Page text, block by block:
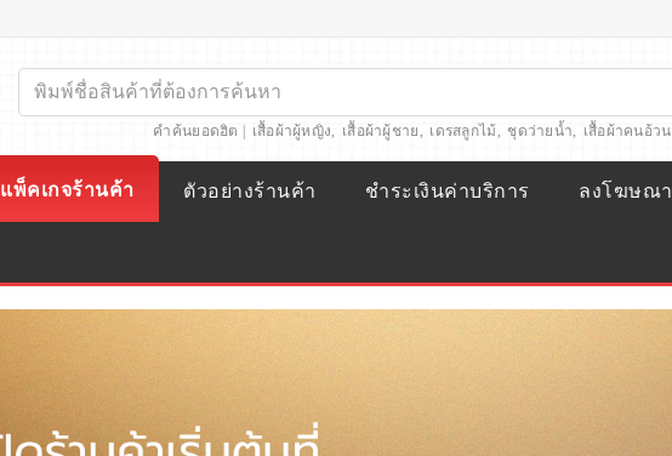
คำค้นยอดฮิต | เสื้อผ้าผู้หญิง, เสื้อผ้าผู้ชาย, เดรสลูกไม้, ชุดว่ายน้ำ, เสื้อผ้าคนอ้วน
แพ็คเกจร้านค้า ตัวอย่างร้านค้า ชำระเงินค่าบริการ ลงโฆษณา